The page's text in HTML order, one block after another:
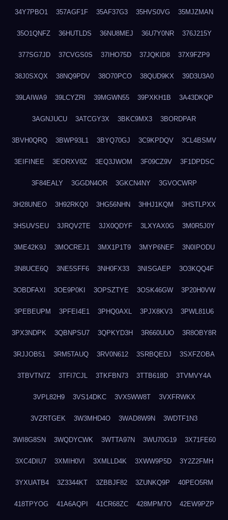
34Y7PBO1 357AGF1F 35AF37G3 35HVS0VG 35MJZMAN
35O1QNFZ 36HUTLDS 36NU8MEJ 36U7Y0NR 376J215Y
377SG7JD 37CVGS0S 37IHO75D 37JQKID8 37X9FZP9
38J0SXQX 38NQ9PDV 38O70PCO 38QUD9KX 39D3U3A0
39LAIWA9 39LCYZRI 39MGWN55 39PXKH1B 3A43DKQP
3AGNJUCU 3ATCGY3X 3BKC9MX3 3BORDPAR
3BVH0QRQ 3BWP93L1 3BYQ70GJ 3C9KPDQV 3CL4BSMV
3EIFINEE 3EORXV8Z 3EQ3JWOM 3F09CZ9V 3F1DPDSC
3F84EALY 3GGDN4OR 3GKCN4NY 3GVOCWRP
3H28UNEO 3H92RKQ0 3HG56NHN 3HHJ1KQM 3HSTLPXX
3HSUVSEU 3JRQV2TE 3JX0QDYF 3LXYAX0G 3M0R5J0Y
3ME42K9J 3MOCREJ1 3MX1P1T9 3MYP6NEF 3N0IPODU
3N8UCE6Q 3NE5SFF6 3NH0FX33 3NISGAEP 3O3KQQ4F
3OBDFAXI 3OE9P0KI 3OPSZTYE 3OSK46GW 3P20H0VW
3PEBEUPM 3PFEI4E1 3PHQ0AXL 3PJX8KV3 3PWL81U6
3PX3NDPK 3QBNPSU7 3QPKYD3H 3R660UUO 3R8OBY8R
3RJJOB51 3RM5TAUQ 3RV0N612 3SRBQEDJ 3SXFZOBA
3TBVTN7Z 3TFI7CJL 3TKFBN73 3TTB618D 3TVMVY4A
3VPL82H9 3VS14DKC 3VX5WW8T 3VXFRWKX
3VZRTGEK 3W3MHD4O 3WAD8W9N 3WDTF1N3
3WI8G8SN 3WQDYCWK 3WTTA97N 3WU70G19 3X71FE60
3XC4DIU7 3XMIH0VI 3XMLLD4K 3XWW9P5D 3Y2Z2FMH
3YXUATB4 3Z3344KT 3ZBBJF82 3ZUNKQ9P 40PEO5RM
418TPYOG 41A6AQPI 41CR68ZC 428MPM7O 42EW9PZP